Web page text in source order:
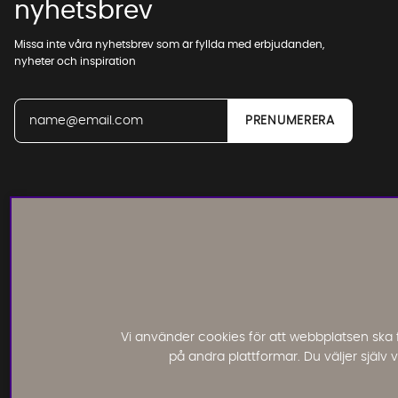
Vi använder cookies för att webbplatsen
på andra plattformar. Du väljer själv
nyhetsbrev
Missa inte våra nyhetsbrev som är fyllda med erbjudanden,
nyheter och inspiration